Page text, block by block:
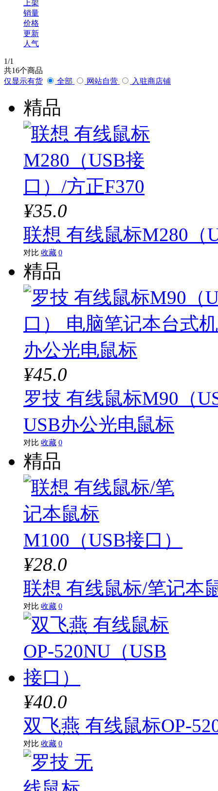
上架
销量
价格
更新
人气
1/1
共16个商品
仅显示有货
全部 网站自营 入驻商店铺
精品
¥35.0
联想 有线鼠标M280（
对比 收藏 0
精品
¥45.0
罗技 有线鼠标M90（
USB办公光电鼠标
对比 收藏 0
精品
¥28.0
联想 有线鼠标/笔记本
对比 收藏 0
¥40.0
双飞燕 有线鼠标OP-
对比 收藏 0